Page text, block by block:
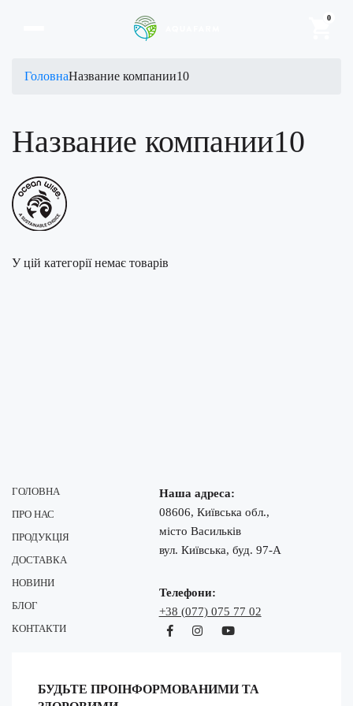
0
ГоловнаНазвание компании10
Название компании10
У цій категорії немає товарів
ГОЛОВНА
ПРО НАС
ПРОДУКЦІЯ
ДОСТАВКА
НОВИНИ
БЛОГ
КОНТАКТИ
БУДЬТЕ ПРОІНФОРМОВАНИМИ ТА
Наша адреса:
08606, Київська обл.,
місто Васильків
вул. Київська, буд. 97-А
Телефони:
+38 (077) 075 77 02